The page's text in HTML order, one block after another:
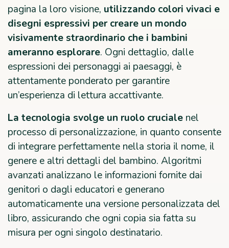
pagina la loro visione, utilizzando colori vivaci e
disegni espressivi per creare un mondo
visivamente straordinario che i bambini
ameranno esplorare. Ogni dettaglio, dalle
espressioni dei personaggi ai paesaggi, è
attentamente ponderato per garantire
un’esperienza di lettura accattivante.
La tecnologia svolge un ruolo cruciale nel
processo di personalizzazione, in quanto consente
di integrare perfettamente nella storia il nome, il
genere e altri dettagli del bambino. Algoritmi
avanzati analizzano le informazioni fornite dai
genitori o dagli educatori e generano
automaticamente una versione personalizzata del
libro, assicurando che ogni copia sia fatta su
misura per ogni singolo destinatario.